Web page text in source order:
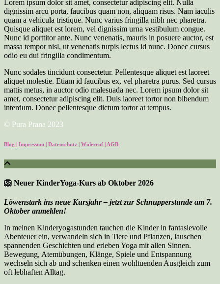
Lorem ipsum dolor sit amet, consectetur adipiscing elit. Nulla
dignissim arcu porta, faucibus quam non, aliquam risus. Nam iaculis
quam a vehicula tristique. Nunc varius fringilla nibh nec pharetra.
Quisque aliquet est lorem, vel dignissim urna vestibulum congue.
Nunc id porttitor ante. Nunc venenatis, mauris in posuere auctor, est
massa tempor nisl, ut venenatis turpis lectus id nunc. Donec cursus
odio eu dui fringilla condimentum.
Nunc sodales tincidunt consectetur. Pellentesque aliquet est laoreet
aliquet molestie. Etiam id faucibus ex, vel pharetra purus. Sed cursus
mattis metus, in auctor odio malesuada nec. Lorem ipsum dolor sit
amet, consectetur adipiscing elit. Duis laoreet tortor non bibendum
interdum. Donec pellentesque dictum tortor at tempus.
© Pura Prana 2023
Blog | Impressum | Datenschutz | Widerruf | AGB
🦁 Neuer KinderYoga-Kurs ab Oktober 2026
Löwenstark ins neue Kursjahr – jetzt zur Schnupperstunde am 7.
Oktober anmelden!
In meinen Kinderyogastunden tauchen die Kinder in fantasievolle
Abenteuer ein, verwandeln sich in Tiere und Pflanzen, lauschen
spannenden Geschichten und erleben Yoga mit allen Sinnen.
Bewegung, Atemübungen, Klänge, Spiele und Entspannung
wechseln sich ab und schenken einen wohltuenden Ausgleich zum
oft lebhaften Alltag.